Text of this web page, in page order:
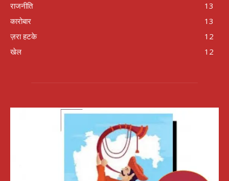
राजनीति
13
कारोबार
13
ज़रा हटके
12
खेल
12